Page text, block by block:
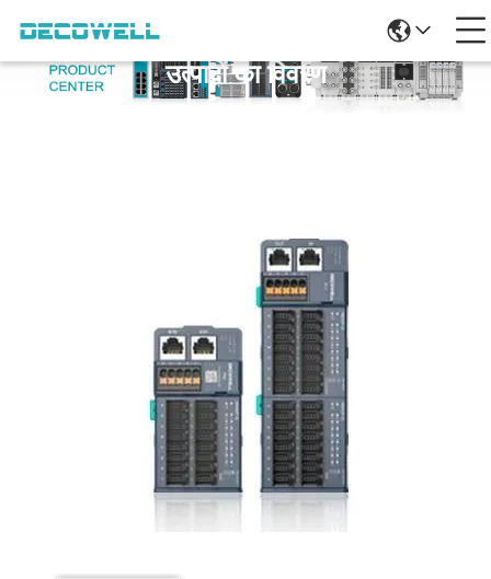
उत्पादों का विवरण